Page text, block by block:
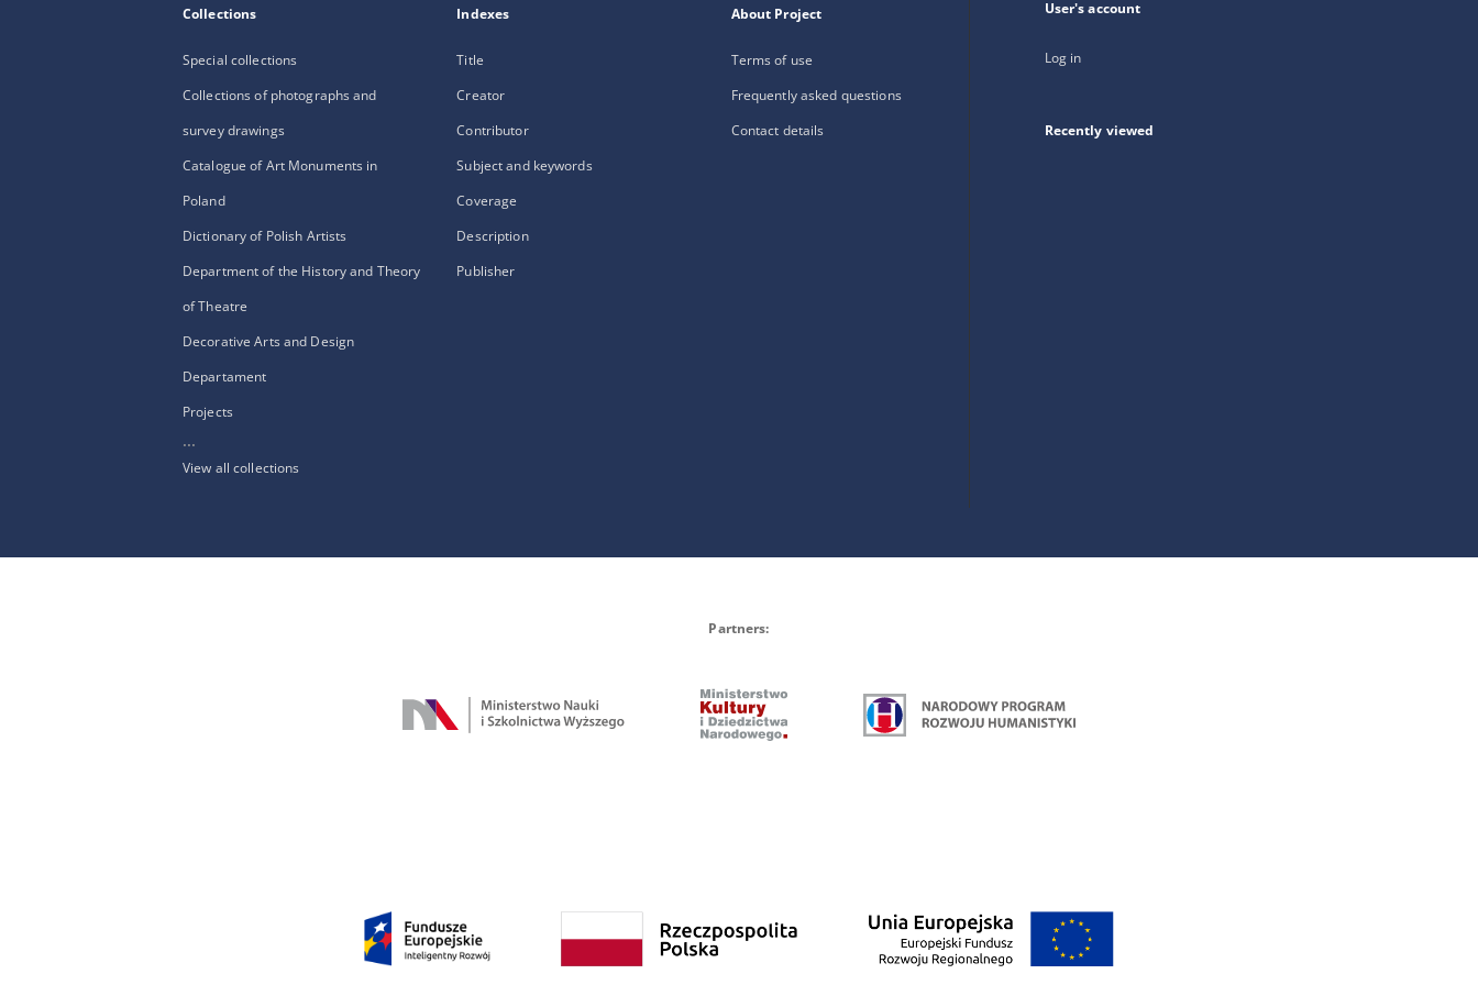
Collections
Special collections
Collections of photographs and
survey drawings
Catalogue of Art Monuments in
Poland
Dictionary of Polish Artists
Department of the History and Theory
of Theatre
Decorative Arts and Design
Departament
Projects
...
View all collections
Indexes
Title
Creator
Contributor
Subject and keywords
Coverage
Description
Publisher
About Project
Terms of use
Frequently asked questions
Contact details
User's account
Log in
Recently viewed
Partners: